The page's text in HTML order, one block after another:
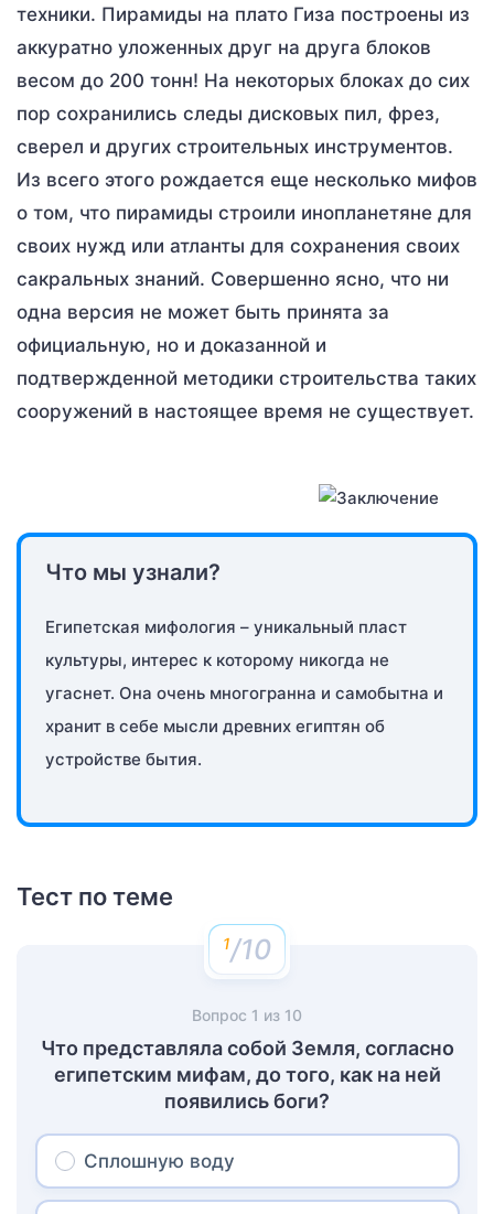
техники. Пирамиды на плато Гиза построены из
аккуратно уложенных друг на друга блоков
весом до 200 тонн! На некоторых блоках до сих
пор сохранились следы дисковых пил, фрез,
сверел и других строительных инструментов.
Из всего этого рождается еще несколько мифов
о том, что пирамиды строили инопланетяне для
своих нужд или атланты для сохранения своих
сакральных знаний. Совершенно ясно, что ни
одна версия не может быть принята за
официальную, но и доказанной и
подтвержденной методики строительства таких
сооружений в настоящее время не существует.
Что мы узнали?
Египетская мифология – уникальный пласт
культуры, интерес к которому никогда не
угаснет. Она очень многогранна и самобытна и
хранит в себе мысли древних египтян об
устройстве бытия.
Тест по теме
/10
Вопрос 1 из 10
Что представляла собой Земля, согласно
египетским мифам, до того, как на ней
появились боги?
Сплошную воду